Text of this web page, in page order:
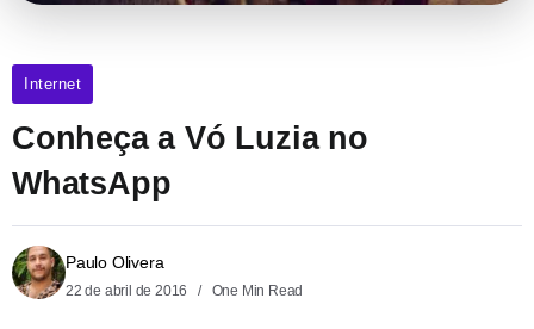
Internet
Conheça a Vó Luzia no
WhatsApp
Paulo Olivera
22 de abril de 2016 One Min Read